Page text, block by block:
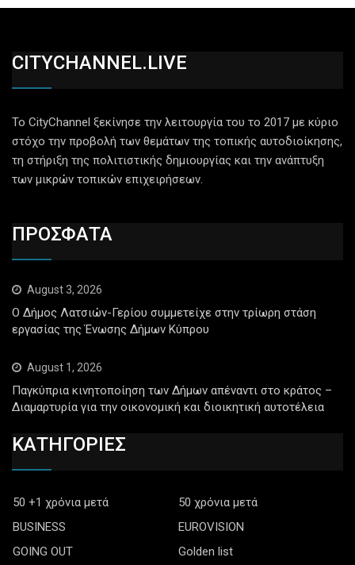
CITYCHANNEL.LIVE
Το CityChannel ξεκίνησε την λειτουργία του το 2017 με κύριο
στόχο την προβολή των θεμάτων της τοπικής αυτοδιοίκησης,
τη στήριξη της πολιτιστικής δημιουργίας και την ανάπτυξη
των μικρών τοπικών επιχειρήσεων.
ΠΡΟΣΦΑΤΑ
August 3, 2026
Ο Δήμος Λατσιών-Γερίου συμμετείχε στην τρίωρη στάση
εργασίας της Ένωσης Δήμων Κύπρου
August 1, 2026
Παγκύπρια κινητοποίηση των Δήμων απέναντι στο κράτος –
Διαμαρτυρία για την οικονομική και διοικητική αυτοτέλεια
ΚΑΤΗΓΟΡΙΕΣ
50 +1 χρόνια μετά
50 χρόνια μετά
BUSINESS
EUROVISION
GOING OUT
Golden list